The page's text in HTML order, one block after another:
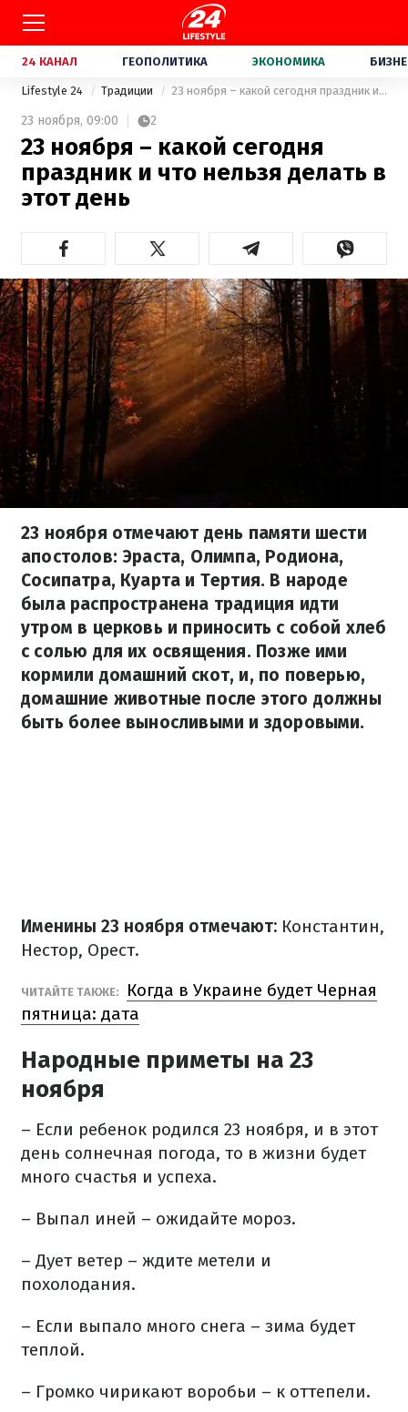
24 КАНАЛ ГЕОПОЛИТИКА ЭКОНОМИКА
Lifestyle 24 Традиции 23 ноября – какой сегодня праздник и что нельзя делать в этот день
23 ноября, 09:00 2
23 ноября – какой сегодня
праздник и что нельзя делать в
этот день
23 ноября отмечают день памяти шести
апостолов: Эраста, Олимпа, Родиона,
Сосипатра, Куарта и Тертия. В народе
была распространена традиция идти
утром в церковь и приносить с собой хлеб
с солью для их освящения. Позже ими
кормили домашний скот, и, по поверью,
домашние животные после этого должны
быть более выносливыми и здоровыми.
Именины 23 ноября отмечают: Константин,
Нестор, Орест.
ЧИТАЙТЕ ТАКЖЕ:
Когда в Украине будет Черная
пятница: дата
Народные приметы на 23
ноября
– Если ребенок родился 23 ноября, и в этот
день солнечная погода, то в жизни будет
много счастья и успеха.
– Выпал иней – ожидайте мороз.
– Дует ветер – ждите метели и
похолодания.
– Если выпало много снега – зима будет
теплой.
– Громко чирикают воробьи – к оттепели.